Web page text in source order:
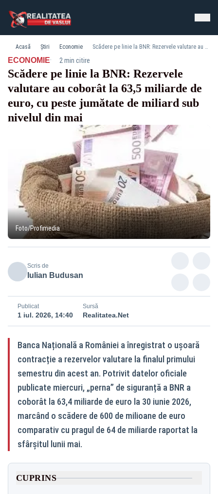
Acasă Știri Economie Scădere pe linie la BNR: Rezervele valutare au coborât la 63,5 miliarde de euro, cu peste jumătate de miliard sub nivelul din mai
ECONOMIE· 2 min citire
Scădere pe linie la BNR: Rezervele
valutare au coborât la 63,5 miliarde de
euro, cu peste jumătate de miliard sub
nivelul din mai
Foto/Profimedia
Scris de
Iulian Budusan
Publicat
1 iul. 2026, 14:40
Sursă
Realitatea.Net
Banca Națională a României a înregistrat o ușoară
contracție a rezervelor valutare la finalul primului
semestru din acest an. Potrivit datelor oficiale
publicate miercuri, „perna” de siguranță a BNR a
coborât la 63,4 miliarde de euro la 30 iunie 2026,
marcând o scădere de 600 de milioane de euro
comparativ cu pragul de 64 de miliarde raportat la
sfârșitul lunii mai.
CUPRINS